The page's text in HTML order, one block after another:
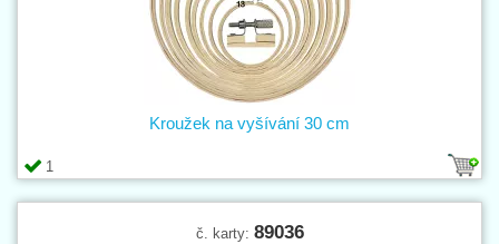
1
Kroužek na vyšívání 30 cm
č. karty: 89036